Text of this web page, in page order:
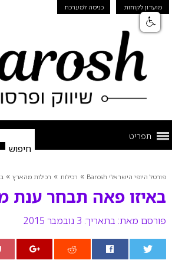
מועדון לקוחות כניסה למערכת
תפריט
פורטל היופי הישראלי Barosh » רכילות » רכילות מהארץ »
באיזו פאה תבחר ענת
פורסם מאת: בתאריך: 3 נובמבר 2015